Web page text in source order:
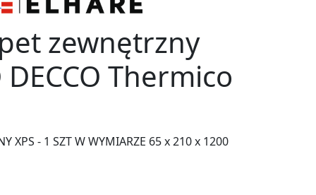
zewnętrzny
DECCO Thermico
XPS - 1 SZT W WYMIARZE 65 x 210 x 1200